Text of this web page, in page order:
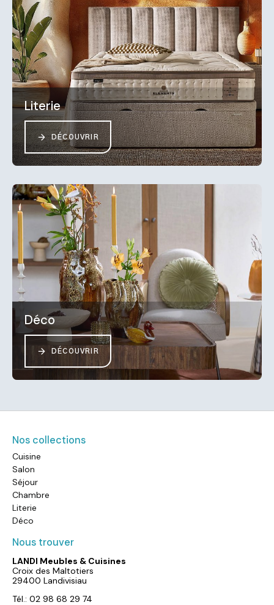
Literie
DÉCOUVRIR
Déco
DÉCOUVRIR
Nos collections
Cuisine
Salon
Séjour
Chambre
Literie
Déco
Nous trouver
LANDI Meubles & Cuisines
Croix des Maltotiers
29400 Landivisiau
Tél.: 02 98 68 29 74